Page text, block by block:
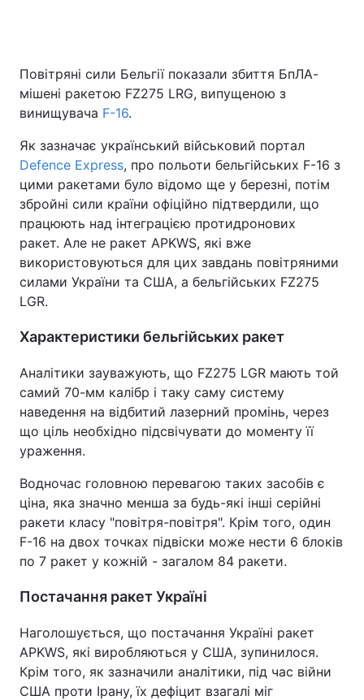
Повітряні сили Бельгії показали збиття БпЛА-
мішені ракетою FZ275 LRG, випущеною з
винищувача F-16.
Як зазначає український військовий портал
Defence Express, про польоти бельгійських F-16 з
цими ракетами було відомо ще у березні, потім
збройні сили країни офіційно підтвердили, що
працюють над інтеграцією протидронових
ракет. Але не ракет APKWS, які вже
використовуються для цих завдань повітряними
силами України та США, а бельгійських FZ275
LGR.
Характеристики бельгійських ракет
Аналітики зауважують, що FZ275 LGR мають той
самий 70-мм калібр і таку саму систему
наведення на відбитий лазерний промінь, через
що ціль необхідно підсвічувати до моменту її
ураження.
Водночас головною перевагою таких засобів є
ціна, яка значно менша за будь-які інші серійні
ракети класу "повітря-повітря". Крім того, один
F-16 на двох точках підвіски може нести 6 блоків
по 7 ракет у кожній - загалом 84 ракети.
Постачання ракет Україні
Наголошується, що постачання Україні ракет
APKWS, які виробляються у США, зупинилося.
Крім того, як зазначили аналітики, під час війни
США проти Ірану, їх дефіцит взагалі міг